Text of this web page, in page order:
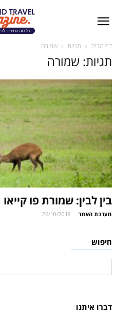
דף הבית תגיות שמורה
תגיות: שמורה
בין לבין: שמורת פו קייאו
מערכת האתר -
26/10/2018
חיפוש
דברו איתנו